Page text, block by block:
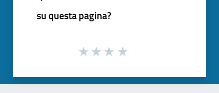
su questa pagina?